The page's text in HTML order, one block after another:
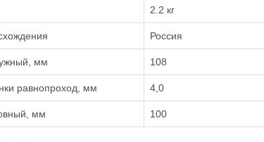
2.2 кг
Россия
мм 108
равнопроход, мм 4,0
мм 100